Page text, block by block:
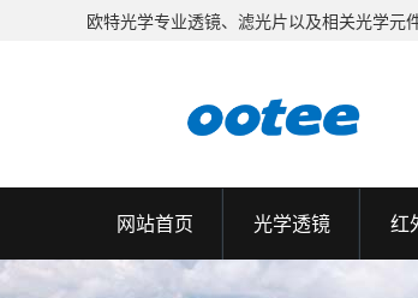
欧特光学专业透镜、滤光片以及相关光学元
网站首页 光学透镜 红